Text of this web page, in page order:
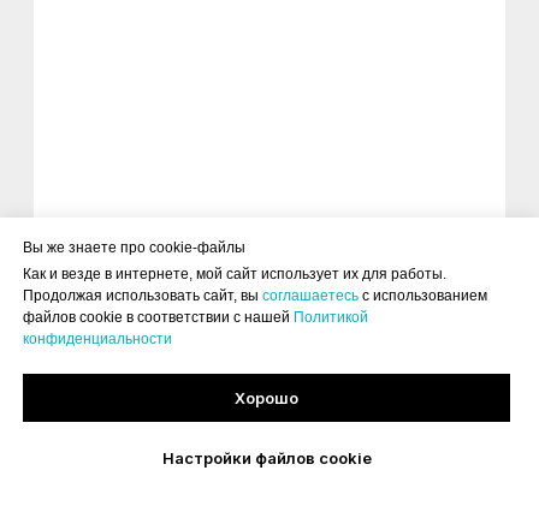
Вы же знаете про cookie-файлы
Как и везде в интернете, мой сайт использует их для работы.
Продолжая использовать сайт, вы соглашаетесь с использованием
файлов cookie в соответствии с нашей Политикой
конфиденциальности
Хорошо
Настройки файлов cookie